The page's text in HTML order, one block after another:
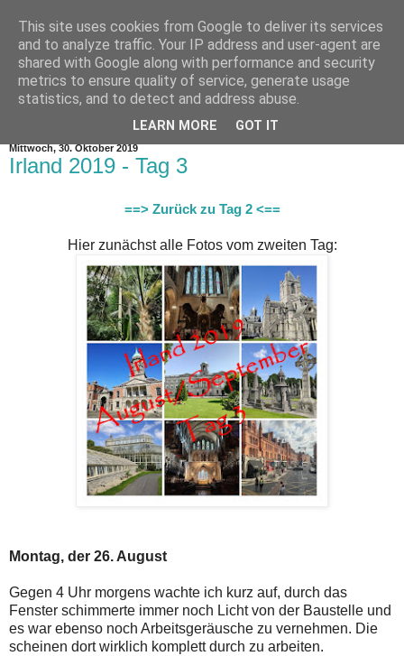
Mittwoch, 30. Oktober 2019
Irland 2019 - Tag 3
==> Zurück zu Tag 2 <==
Hier zunächst alle Fotos vom zweiten Tag:
Montag, der 26. August
Gegen 4 Uhr morgens wachte ich kurz auf, durch das
Fenster schimmerte immer noch Licht von der Baustelle und
es war ebenso noch Arbeitsgeräusche zu vernehmen. Die
scheinen dort wirklich komplett durch zu arbeiten.
This site uses cookies from Google to deliver its services
and to analyze traffic. Your IP address and user-agent are
shared with Google along with performance and security
metrics to ensure quality of service, generate usage
statistics, and to detect and address abuse.
LEARN MORE GOT IT